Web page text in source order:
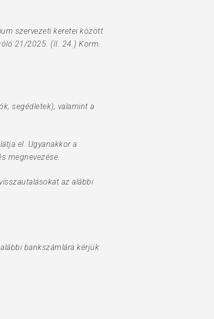
szervezeti keretei között
21/2025. (II. 24.) Korm.
segédletek), valamint a
el. Ugyanakkor a
megnevezése.
az alábbi
bankszámlára kérjük